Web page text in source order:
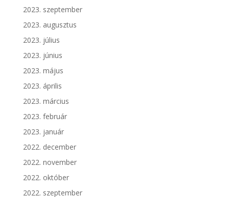
2023. szeptember
2023. augusztus
2023. július
2023. június
2023. május
2023. április
2023. március
2023. február
2023. január
2022. december
2022. november
2022. október
2022. szeptember